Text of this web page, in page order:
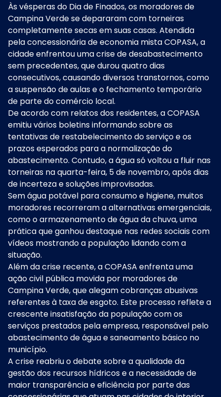
Às vésperas do Dia de Finados, os moradores de
Campina Verde se depararam com torneiras
completamente secas em suas casas. Atendida
pela concessionária de economia mista COPASA, a
cidade enfrentou uma crise de desabastecimento
sem precedentes, que durou quatro dias
consecutivos, causando diversos transtornos, como
a suspensão de aulas e o fechamento temporário
de parte do comércio local.
De acordo com relatos dos residentes, a COPASA
emitiu vários boletins informando sobre as
tentativas de restabelecimento do serviço e os
prazos esperados para a normalização do
abastecimento. Contudo, a água só voltou a fluir nas
torneiras na quarta-feira, 5 de novembro, após dias
de incerteza e soluções improvisadas.
Sem água potável para consumo e higiene, muitos
moradores recorreram a alternativas emergenciais,
como o armazenamento de água da chuva, uma
prática que ganhou destaque nas redes sociais com
vídeos mostrando a população lidando com a
situação.
Além da crise recente, a COPASA enfrenta uma
ação civil pública movida por moradores de
Campina Verde, que alegam cobranças abusivas
referentes à taxa de esgoto. Este processo reflete a
crescente insatisfação da população com os
serviços prestados pela empresa, responsável pelo
abastecimento de água e saneamento básico no
município.
A crise reabriu o debate sobre a qualidade da
gestão dos recursos hídricos e a necessidade de
maior transparência e eficiência por parte das